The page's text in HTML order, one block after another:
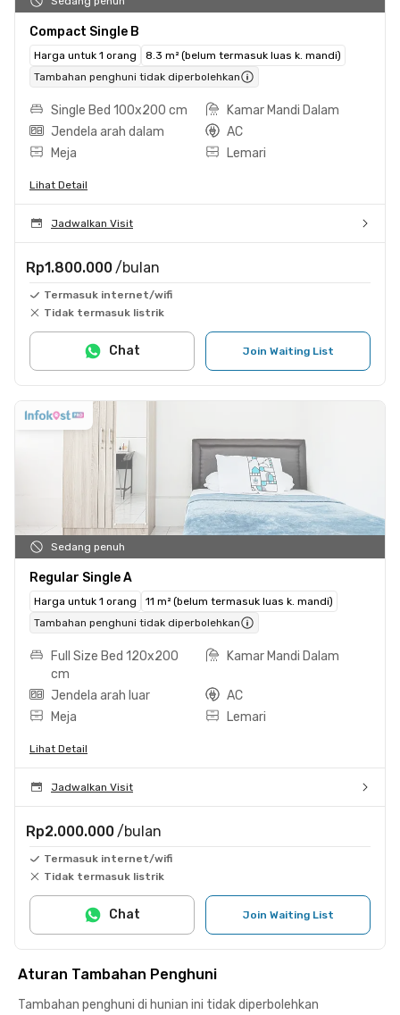
Compact Single B
Harga untuk 1 orang
8.3 m² (belum termasuk luas k. mandi)
Tambahan penghuni tidak diperbolehkan
Single Bed 100x200 cm
Kamar Mandi Dalam
Jendela arah dalam
AC
Meja
Lemari
Lihat Detail
Jadwalkan Visit
Rp1.800.000 /bulan
Termasuk internet/wifi
Tidak termasuk listrik
Join Waiting List
Chat
Sedang penuh
Regular Single A
Harga untuk 1 orang
11 m² (belum termasuk luas k. mandi)
Tambahan penghuni tidak diperbolehkan
Full Size Bed 120x200
cm
Kamar Mandi Dalam
Jendela arah luar
AC
Meja
Lemari
Lihat Detail
Jadwalkan Visit
Rp2.000.000 /bulan
Termasuk internet/wifi
Tidak termasuk listrik
Join Waiting List
Chat
Aturan Tambahan Penghuni
Tambahan penghuni di hunian ini tidak diperbolehkan